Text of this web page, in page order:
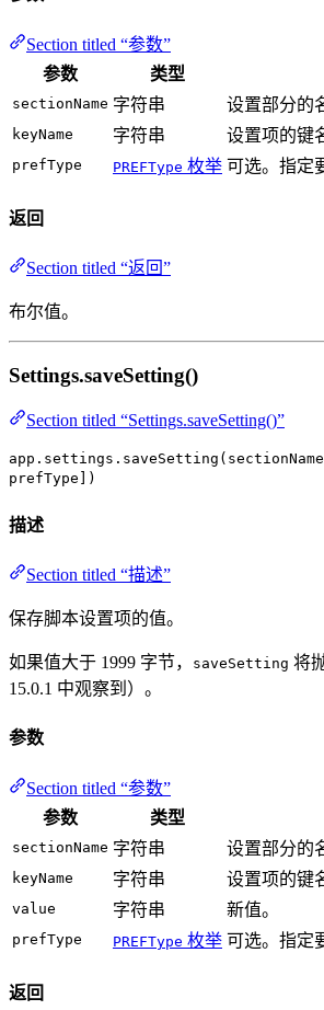
Section titled “参数”
参数
类型
sectionName 字符串 设置部分的
keyName 字符串 设置项的键
prefType PREFType 枚举 可选。指定
返回
Section titled “返回”
布尔值。
Settings.saveSetting()
Section titled “Settings.saveSetting()”
prefType])
描述
Section titled “描述”
保存脚本设置项的值。
如果值大于 1999 字节， saveSetting 将
15.0.1 中观察到）。
参数
Section titled “参数”
参数
类型
sectionName 字符串 设置部分的
keyName 字符串 设置项的键
value 字符串 新值。
prefType PREFType 枚举 可选。指定
返回